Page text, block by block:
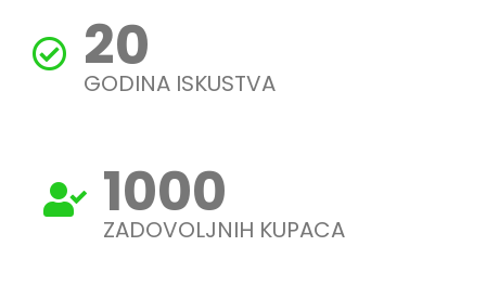
20
GODINA ISKUSTVA
1000
ZADOVOLJNIH KUPACA